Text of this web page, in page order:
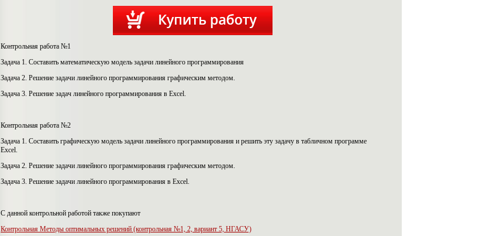
Контрольная работа №1
Задача 1. Составить математическую модель задачи линейного программирования
Задача 2. Решение задачи линейного программирования графическим методом.
Задача 3. Решение задач линейного программирования в Excel.
Контрольная работа №2
Задача 1. Составить графическую модель задачи линейного программирования и решить эту задачу в табличном программе
Excel.
Задача 2. Решение задачи линейного программирования графическим методом.
Задача 3. Решение задачи линейного программирования в Excel.
С данной контрольной работой также покупают
Контрольная Методы оптимальных решений (контрольная №1, 2, вариант 5, НГАСУ)